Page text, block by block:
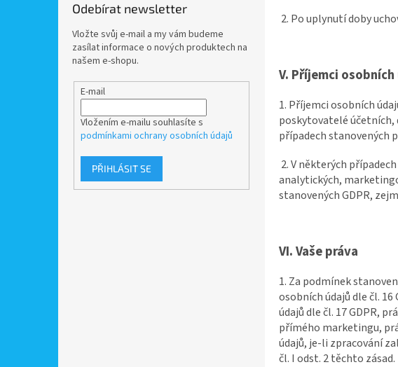
Odebírat newsletter
Vložte svůj e-mail a my vám budeme
zasílat informace o nových produktech na
našem e-shopu.
E-mail
Vložením e-mailu souhlasíte s
podmínkami ochrany osobních údajů
PŘIHLÁSIT SE
2. Po uplynutí doby
V. Příjemci
1. Příjemci osobních
poskytovatelé účetních,
případech stanovených
2. V některých
analytických,
stanovených GDPR,
VI.Vaše práva
1. Za podmínek
osobních údajů dle čl.
údajů dle čl. 17 GDPR,
přímého marketingu,
údajů, je-li zpracování
čl. I odst. 2 těchto zásad.